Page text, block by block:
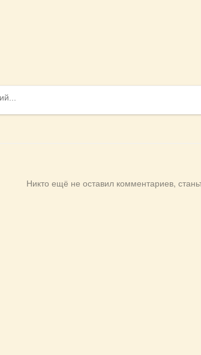
Никто ещё не оставил комментариев,